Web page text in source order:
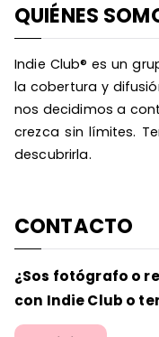
QUIÉNES
Indie Club® es un
la cobertura y
nos decidimos a
crezca sin límites.
descubrirla.
CONTACTO
¿Sos fotógrafo o
con Indie Club o